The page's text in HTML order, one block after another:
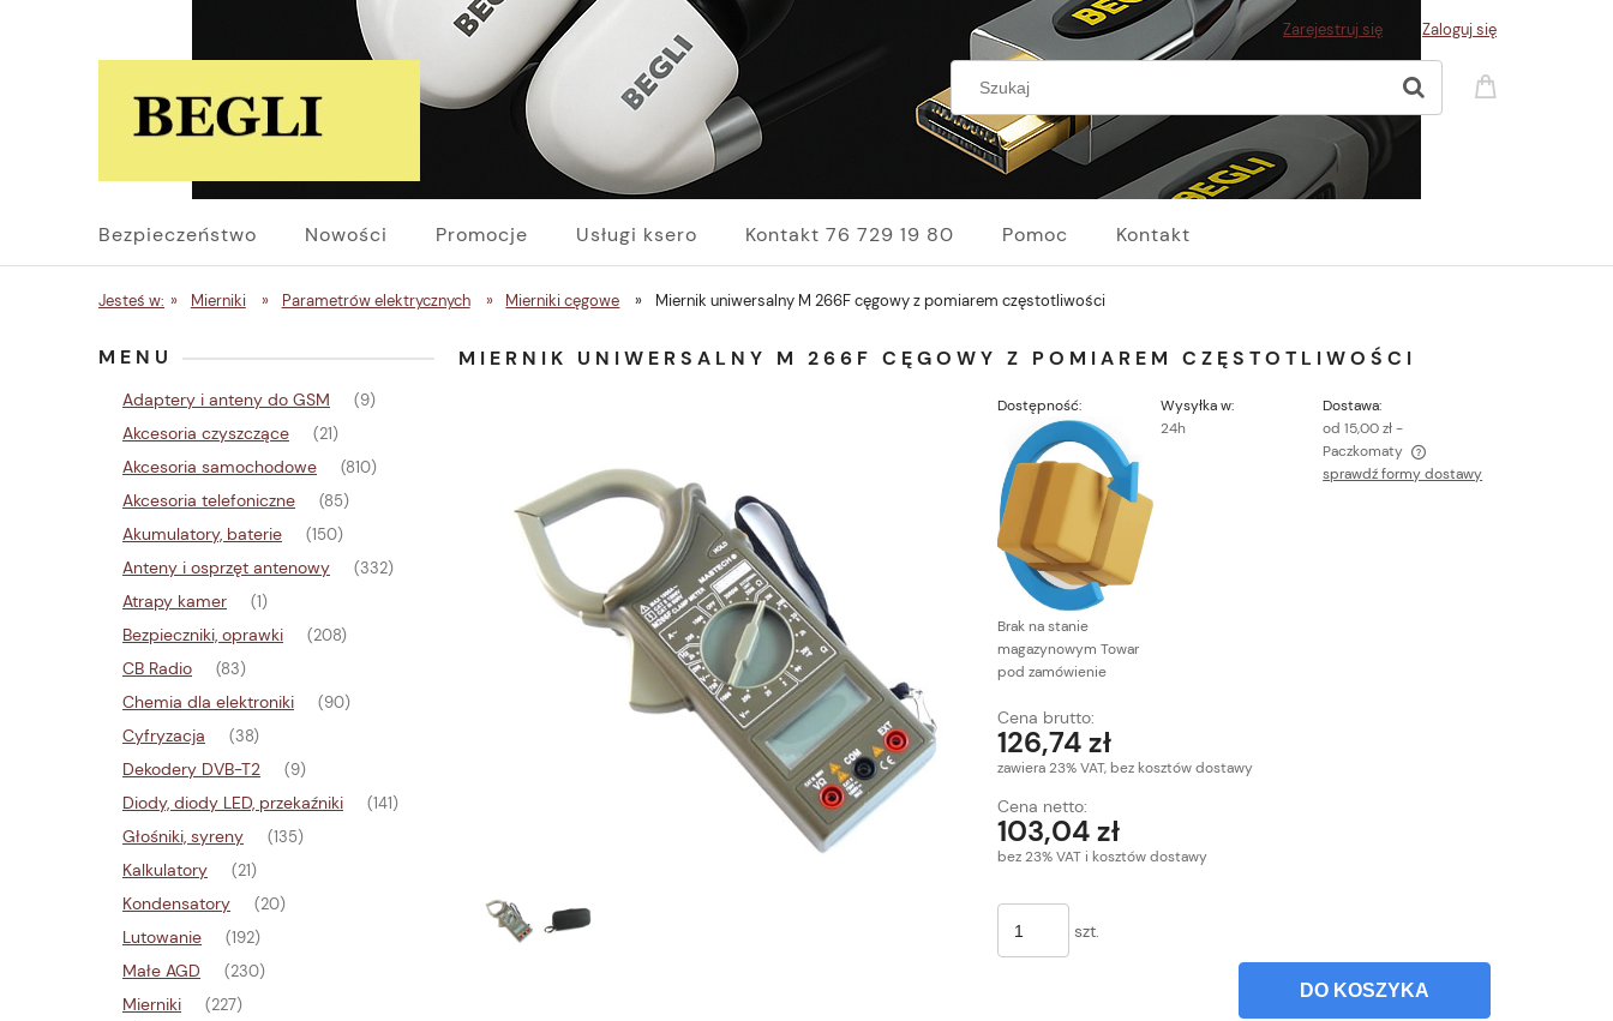
Zarejestruj się Zaloguj się
Bezpieczeństwo Nowości Promocje Usługi ksero Kontakt 76 729 19 80 Pomoc Kontakt
Jesteś w: » Mierniki » Parametrów elektrycznych » Mierniki cęgowe » Miernik uniwersalny M 266F cęgowy z pomiarem częstotliwości
MENU
Adaptery i anteny do GSM (9)
Akcesoria czyszczące (21)
Akcesoria samochodowe (810)
Akcesoria telefoniczne (85)
Akumulatory, baterie (150)
Anteny i osprzęt antenowy (332)
Atrapy kamer (1)
Bezpieczniki, oprawki (208)
CB Radio (83)
Chemia dla elektroniki (90)
Cyfryzacja (38)
Dekodery DVB-T2 (9)
Diody, diody LED, przekaźniki (141)
Głośniki, syreny (135)
Kalkulatory (21)
Kondensatory (20)
Lutowanie (192)
Małe AGD (230)
Mierniki (227)
MIERNIK UNIWERSALNY M 266F CĘGOWY Z POMIAREM CZĘSTOTLIWOŚCI
Dostępność:
Brak na stanie
magazynowym Towar
pod zamówienie
Wysyłka w:
24h
Dostawa:
od 15,00 zł -
Paczkomaty
Cena nie zawiera ewentualnych kosztów
płatności
sprawdź formy dostawy
Cena brutto:
126,74 zł
zawiera 23% VAT, bez kosztów dostawy
Cena netto:
103,04 zł
bez 23% VAT i kosztów dostawy
szt.
DO KOSZYKA